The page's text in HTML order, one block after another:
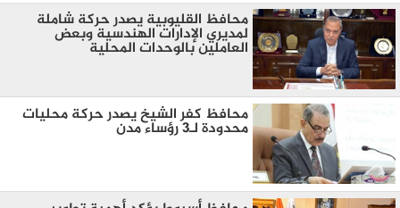
محافظ القليوبية يصدر حركة شاملة
لمديري الإدارات الهندسية وبعض
العاملين بالوحدات المحلية
محافظ كفر الشيخ يصدر حركة محليات
محدودة لـ3 رؤساء مدن